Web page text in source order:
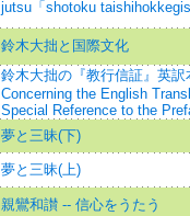
jutsu「shotoku
鈴木大拙と国際文化
鈴木大拙の『教行信証』英
Concerning the English
Special Reference to the
夢と三昧(下)
夢と三昧(上)
親鸞和讃 -- 信心をうたう